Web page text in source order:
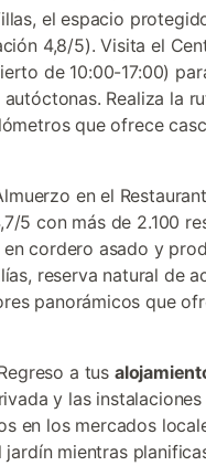
el espacio
4,8/5). Visita el
de 10:00-17:00)
Realiza la
que ofrece
en el
5 con más de 2.100
cordero asado y
reserva natural de
panorámicos que
a tus
y las
en los mercados
jardín mientras